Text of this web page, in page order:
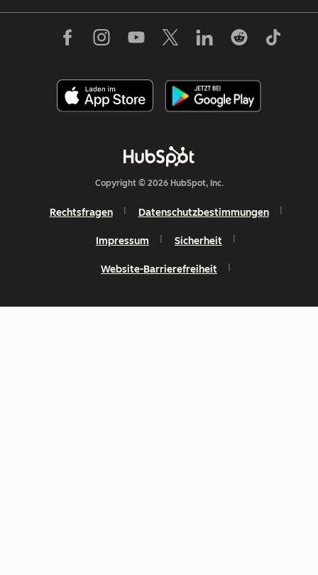
Copyright © 2026 HubSpot, Inc.
Rechtsfragen Datenschutzbestimmungen
Impressum Sicherheit
Website-Barrierefreiheit